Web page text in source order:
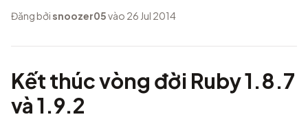
Đăng bởi snoozer05vào 26 Jul 2014
Kết thúc vòng đời Ruby 1.8.7
và 1.9.2